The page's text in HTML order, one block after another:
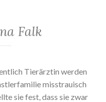
Falk
Tierärztin werden
misstrauisch
sie fest, dass sie zwar